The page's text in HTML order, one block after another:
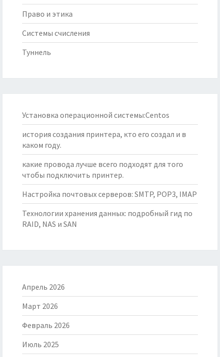
Право и этика
Системы счисления
Туннель
Установка операционной системы:Centos
история создания принтера, кто его создал и в
каком году.
какие провода лучше всего подходят для того
чтобы подключить принтер.
Настройка почтовых серверов: SMTP, POP3, IMAP
Технологии хранения данных: подробный гид по
RAID, NAS и SAN
Апрель 2026
Март 2026
Февраль 2026
Июль 2025